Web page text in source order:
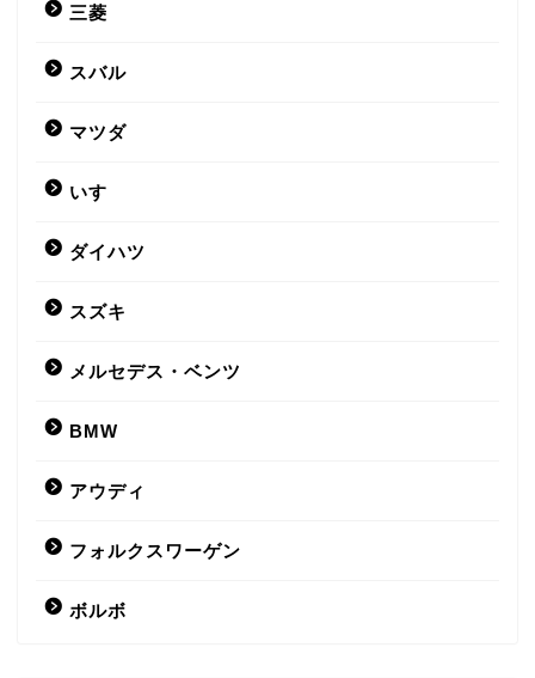
三菱
スバル
マツダ
いすゞ
ダイハツ
スズキ
メルセデス・ベンツ
BMW
アウディ
フォルクスワーゲン
ボルボ